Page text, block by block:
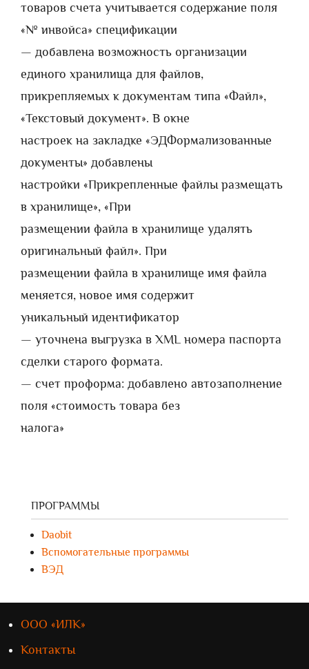
товаров счета учитывается содержание поля
«№ инвойса» спецификации
— добавлена возможность организации
единого хранилища для файлов,
прикрепляемых к документам типа «Файл»,
«Текстовый документ». В окне
настроек на закладке «ЭДФормализованные
документы» добавлены
настройки «Прикрепленные файлы размещать
в хранилище», «При
размещении файла в хранилище удалять
оригинальный файл». При
размещении файла в хранилище имя файла
меняется, новое имя содержит
уникальный идентификатор
— уточнена выгрузка в XML номера паспорта
сделки старого формата.
— счет проформа: добавлено автозаполнение
поля «стоимость товара без
налога»
ПРОГРАММЫ
Daobit
Вспомогательные программы
ВЭД
ООО «ИЛК»
Контакты